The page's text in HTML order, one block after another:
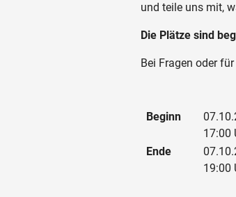
und teile uns mit,
Die Plätze sind
Bei Fragen oder
Beginn
17:00
Ende
19:00